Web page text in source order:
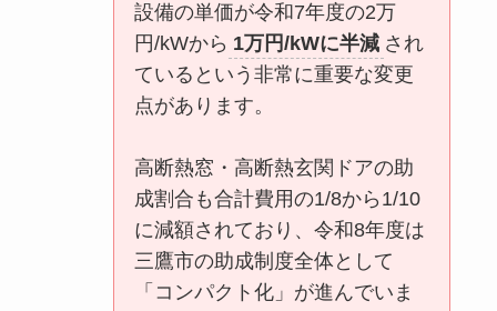
設備の単価が令和7年度の2万
円/kWから 1万円/kWに半減 され
ているという非常に重要な変更
点があります。
高断熱窓・高断熱玄関ドアの助
成割合も合計費用の1/8から1/10
に減額されており、令和8年度は
三鷹市の助成制度全体として
「コンパクト化」が進んでいま